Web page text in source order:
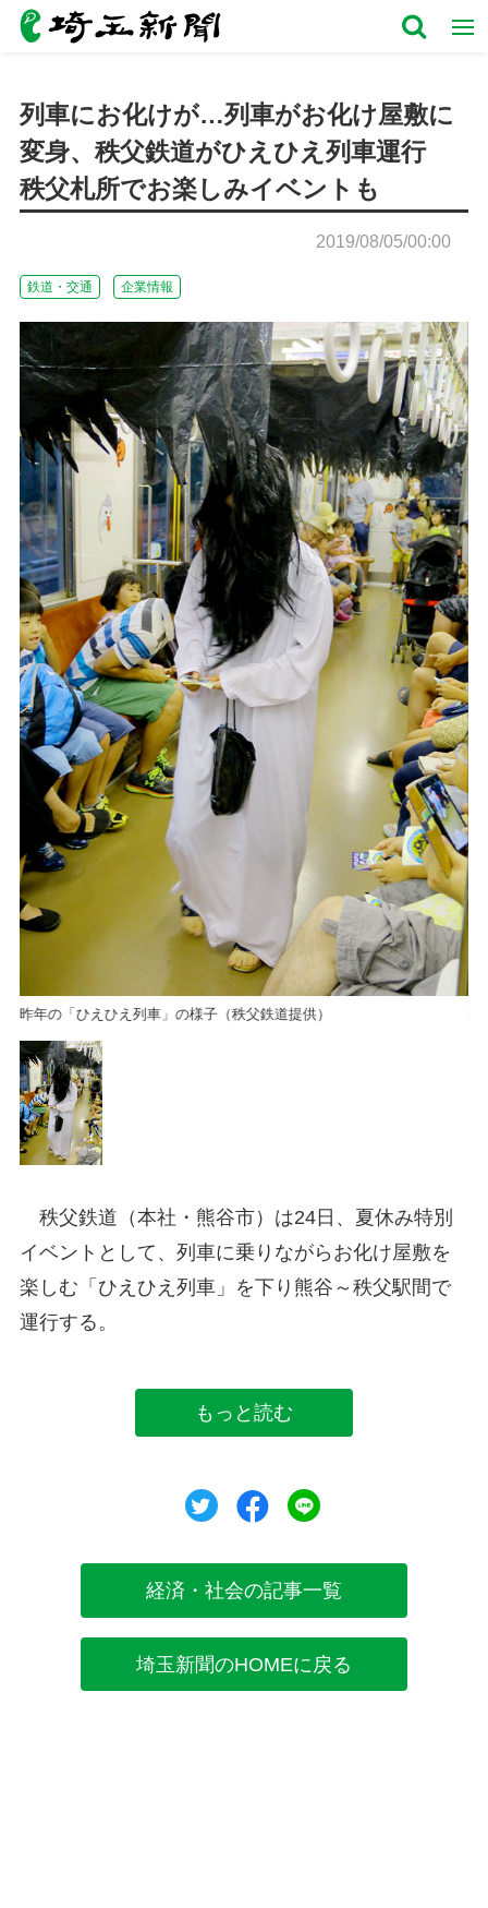
列車にお化けが…列車がお化け屋敷に
変身、秩父鉄道がひえひえ列車運行
秩父札所でお楽しみイベントも
2019/08/05/00:00
鉄道・交通 企業情報
昨年の「ひえひえ列車」の様子（秩父鉄道提供）
秩父鉄道（本社・熊谷市）は24日、夏休み特別
イベントとして、列車に乗りながらお化け屋敷を
楽しむ「ひえひえ列車」を下り熊谷～秩父駅間で
運行する。
もっと読む
ツイートシェア
経済・社会の記事一覧
埼玉新聞のHOMEに戻る